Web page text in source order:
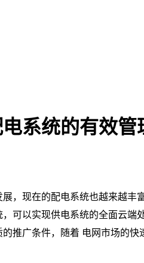
系统的有效管
，现在的配电系统也越来越
可以实现供电系统的全面云
推广条件，随着 电网市场的